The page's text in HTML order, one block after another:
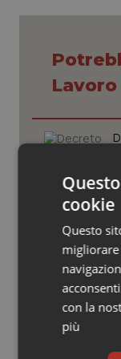
Psoriasi &
Rene &
rinnovo
cookie
Questo
migliorare
con la
più